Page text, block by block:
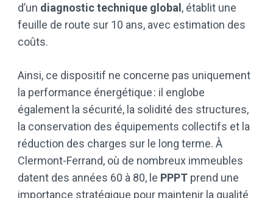
d’un diagnostic technique global , établit une
feuille de route sur 10 ans, avec estimation des
coûts.
Ainsi, ce dispositif ne concerne pas uniquement
la performance énergétique : il englobe
également la sécurité, la solidité des structures,
la conservation des équipements collectifs et la
réduction des charges sur le long terme. À
Clermont-Ferrand, où de nombreux immeubles
datent des années 60 à 80, le PPPT prend une
importance stratégique pour maintenir la qualité